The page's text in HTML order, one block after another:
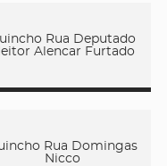
Rua Deputado
Alencar Furtado
Rua Domingas
Nicco